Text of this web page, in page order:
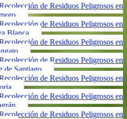
de Residuos Peligrosos en
de Residuos Peligrosos en
Blanca
de Residuos Peligrosos en
de Residuos Peligrosos en
de Santiago
de Residuos Peligrosos en
de Residuos Peligrosos en
de Residuos Peligrosos en